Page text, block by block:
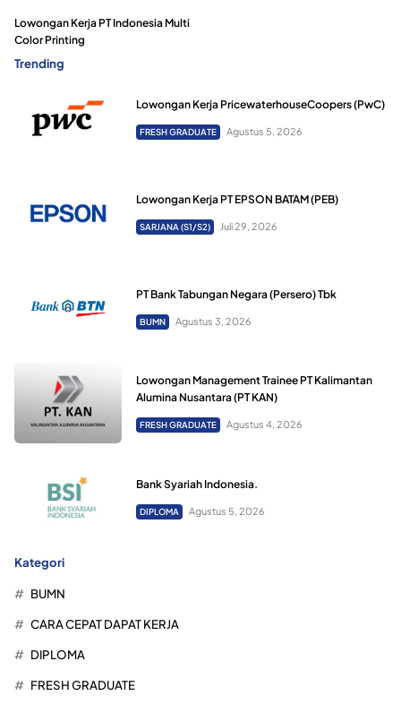
Lowongan Kerja PT Indonesia Multi
Color Printing
Trending
Lowongan Kerja PricewaterhouseCoopers (PwC)
FRESH GRADUATE Agustus 5, 2026
Lowongan Kerja PT EPSON BATAM (PEB)
SARJANA (S1/S2) Juli 29, 2026
PT Bank Tabungan Negara (Persero) Tbk
BUMN Agustus 3, 2026
Lowongan Management Trainee PT Kalimantan
Alumina Nusantara (PT KAN)
FRESH GRADUATE Agustus 4, 2026
Bank Syariah Indonesia.
DIPLOMA Agustus 5, 2026
Kategori
BUMN
CARA CEPAT DAPAT KERJA
DIPLOMA
FRESH GRADUATE